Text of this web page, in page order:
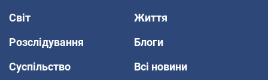
Світ
Життя
Розслідування
Блоги
Суспільство
Всі новини